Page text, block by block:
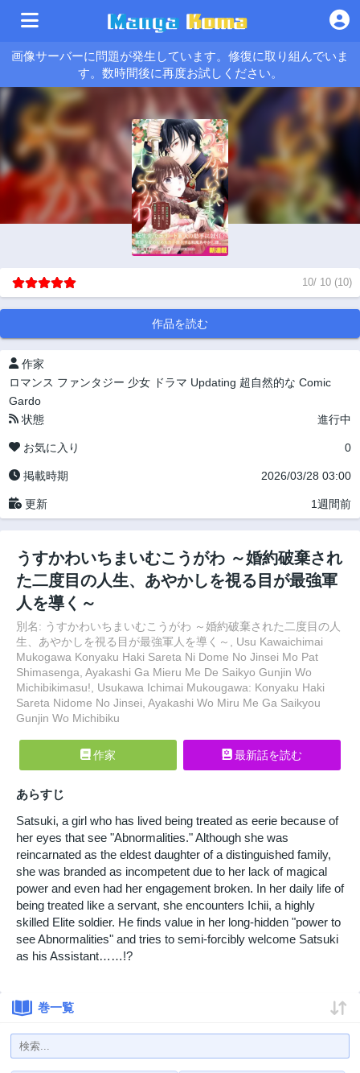
画像サーバーに問題が発生しています。修復に取り組んでいま
す。数時間後に再度お試しください。
10/ 10 (10)
作品を読む
作家
ロマンス ファンタジー 少女 ドラマ Updating 超自然的な Comic
Gardo
状態
進行中
お気に入り 0
掲載時期 2026/03/28 03:00
更新 1週間前
うすかわいちまいむこうがわ ～婚約破棄され
た二度目の人生、あやかしを視る目が最強軍
人を導く～
別名: うすかわいちまいむこうがわ ～婚約破棄された二度目の人
生、あやかしを視る目が最強軍人を導く～, Usu Kawaichimai
Mukogawa Konyaku Haki Sareta Ni Dome No Jinsei Mo Pat
Shimasenga, Ayakashi Ga Mieru Me De Saikyo Gunjin Wo
Michibikimasu!, Usukawa Ichimai Mukougawa: Konyaku Haki
Sareta Nidome No Jinsei, Ayakashi Wo Miru Me Ga Saikyou
Gunjin Wo Michibiku
作家 最新話を読む
あらすじ
Satsuki, a girl who has lived being treated as eerie because of
her eyes that see "Abnormalities." Although she was
reincarnated as the eldest daughter of a distinguished family,
she was branded as incompetent due to her lack of magical
power and even had her engagement broken. In her daily life of
being treated like a servant, she encounters Ichii, a highly
skilled Elite soldier. He finds value in her long-hidden "power to
see Abnormalities" and tries to semi-forcibly welcome Satsuki
as his Assistant……!?
巻一覧